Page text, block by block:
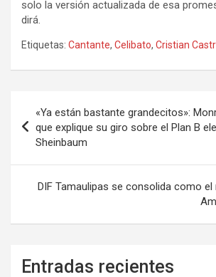
solo la versión actualizada de esa
dirá.
Etiquetas: Cantante, Celibato, Cristian
de
entradas
«Ya están bastante grandecitos»:
que explique su giro sobre el Plan B
Sheinbaum
DIF Tamaulipas se consolida como el
Entradas recientes